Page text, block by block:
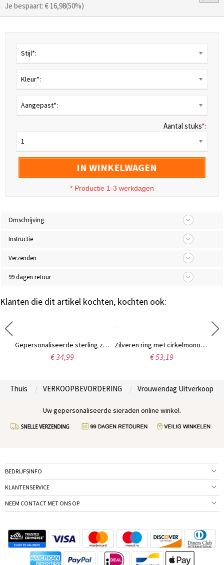
Je bespaart: € 16,98(50%)
Stijl*:
Kleur*:
Aangepast*:
Aantal stuks*:
1
IN WINKELWAGEN
* Productie 1-3 werkdagen
Omschrijving
Instructie
Verzenden
99 dagen retour
Klanten die dit artikel kochten, kochten ook:
Gepersonaliseerde sterling zilveren armband met de naam Carrie
€ 34,99
Zilveren ring met cirkelmonogram
€ 53,19
Thuis VERKOOPBEVORDERING Vrouwendag Uitverkoop
Uw gepersonaliseerde sieraden online winkel.
BEDRIJFSINFO
KLANTENSERVICE
NEEM CONTACT MET ONS OP